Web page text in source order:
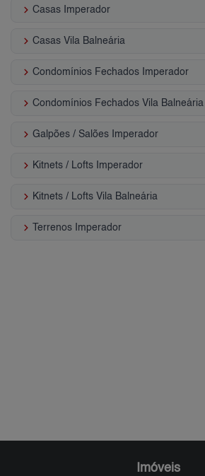
keyboard_arrow_right Casas Imperador
keyboard_arrow_right Casas Vila Balneária
keyboard_arrow_right Condomínios Fechados Imperador
keyboard_arrow_right Condomínios Fechados Vila Balneária
keyboard_arrow_right Galpões / Salões Imperador
keyboard_arrow_right Kitnets / Lofts Imperador
keyboard_arrow_right Kitnets / Lofts Vila Balneária
keyboard_arrow_right Terrenos Imperador
Imóveis